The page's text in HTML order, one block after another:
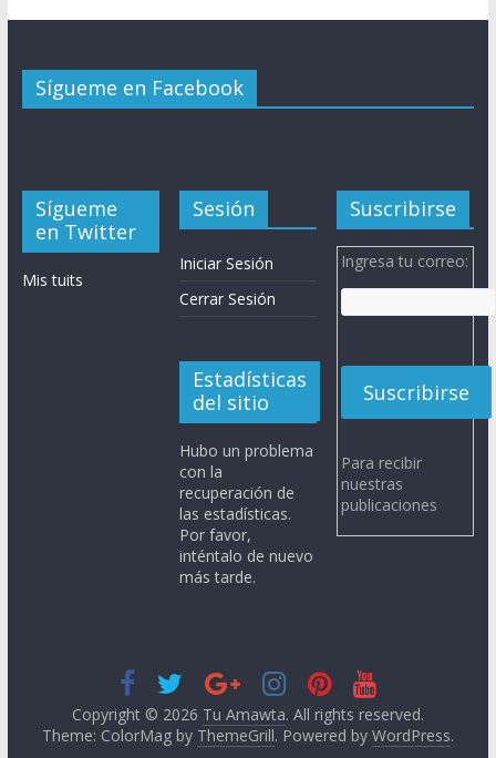
Sígueme en Facebook
Sígueme
en Twitter
Mis tuits
Sesión
Iniciar Sesión
Cerrar Sesión
Estadísticas
del sitio
Hubo un problema
con la
recuperación de
las estadísticas.
Por favor,
inténtalo de nuevo
más tarde.
Suscribirse
Ingresa tu correo:
Para recibir
nuestras
publicaciones
Copyright © 2026 Tu Amawta. All rights reserved.
Theme: ColorMag by ThemeGrill. Powered by WordPress.